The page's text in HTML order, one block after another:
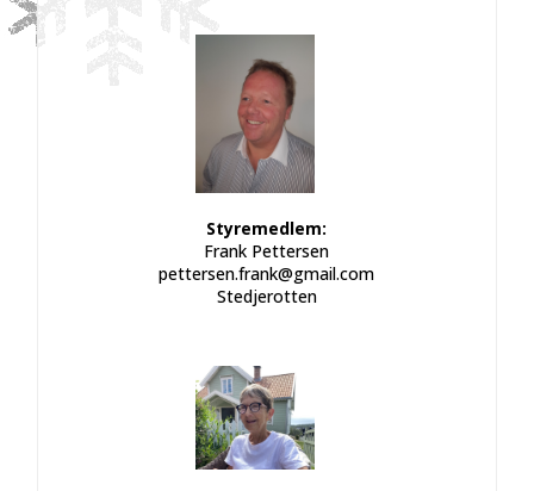
Styremedlem:
Frank Pettersen
pettersen.frank@gmail.com
Stedjerotten